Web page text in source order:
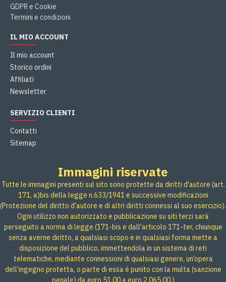
GDPR e Cookie
Termini e condizioni
IL MIO ACCOUNT
Il mio account
Storico ordini
Affiliati
Newsletter
SERVIZIO CLIENTI
Contatti
Sitemap
Immagini riservate
Tutte le immagini presenti sul sito sono protette da diritti d'autore (art.
171, a)bis della legge n.633/1941 e successive modificazioni
(Protezione del diritto d’autore e di altri diritti connessi al suo esercizio).
Ogni utilizzo non autorizzato e pubblicazione su siti terzi sarà
perseguito a norma di legge (171-bis e dall'articolo 171-ter, chiunque
senza averne diritto, a qualsiasi scopo e in qualsiasi forma mette a
disposizione del pubblico, immettendola in un sistema di reti
telematiche, mediante connessioni di qualsiasi genere, un’opera
dell’ingegno protetta, o parte di essa è punito con la multa (sanzione
penale) da euro 51,00 a euro 2.065,00.)